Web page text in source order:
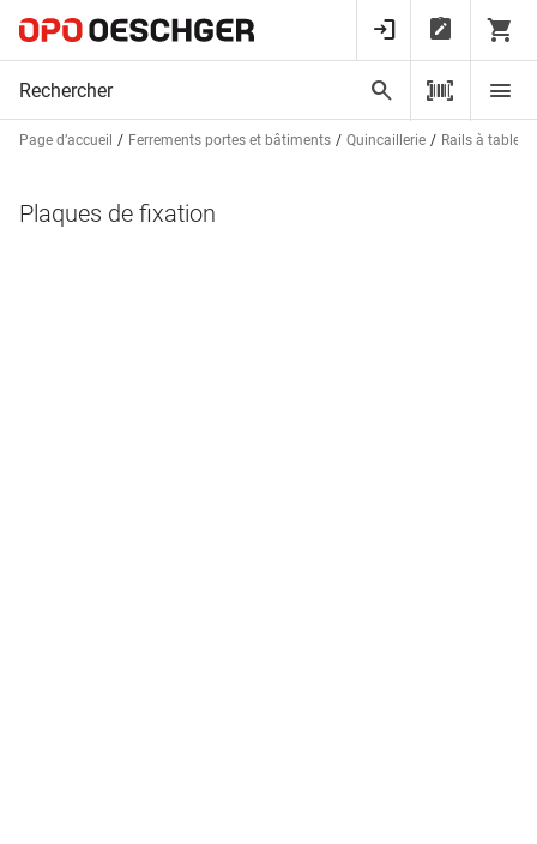
Page d’accueil Ferrements portes et bâtiments Quincaillerie Rails à
Plaques de fixation